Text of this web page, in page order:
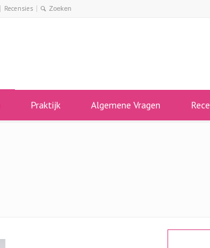
Recensies
Praktijk Algemene Vragen